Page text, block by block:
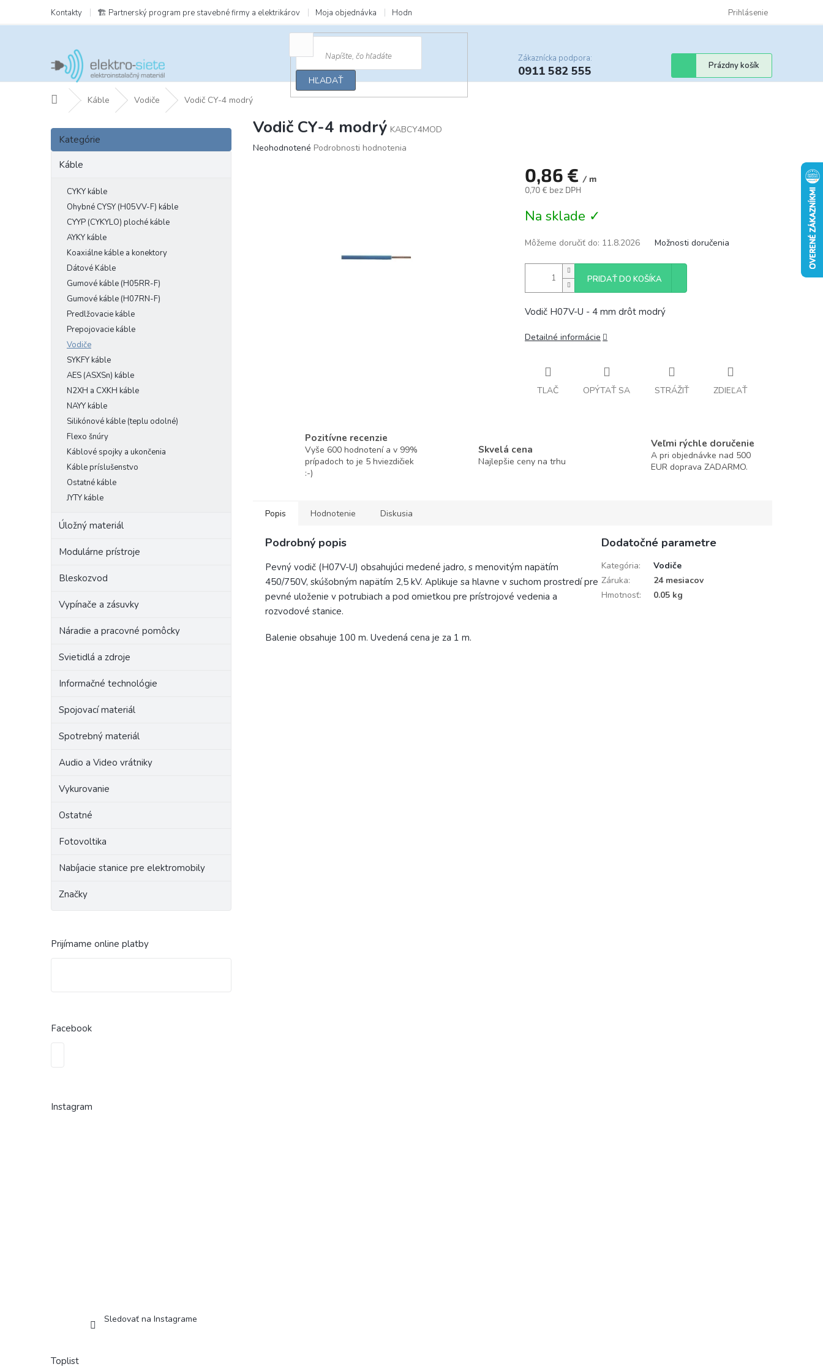
obsah
Kontakty 🏗️ Partnerský program pre stavebné firmy a elektrikárov Moja objednávka Hodnotenie obchodu Obchodné podmienky
Prihlásenie
HĽADAŤ
Zákaznícka podpora:
0911 582 555
Nákupný
košík
Prázdny košík
DomovKáble Vodiče Vodič CY-4 modrý
B
č
Preskočiť
kategórie
Kategórie
Káble
CYKY káble
Ohybné CYSY (H05VV-F) káble
CYYP (CYKYLO) ploché káble
AYKY káble
Koaxiálne káble a konektory
Dátové Káble
Gumové káble (H05RR-F)
Gumové káble (H07RN-F)
Predlžovacie káble
Prepojovacie káble
Vodiče
SYKFY káble
AES (ASXSn) káble
N2XH a CXKH káble
NAYY káble
Silikónové káble (teplu odolné)
Flexo šnúry
Káblové spojky a ukončenia
Káble príslušenstvo
Ostatné káble
JYTY káble
Úložný materiál
Modulárne prístroje
Bleskozvod
Vypínače a zásuvky
Náradie a pracovné pomôcky
Svietidlá a zdroje
Informačné technológie
Spojovací materiál
Spotrebný materiál
Audio a Video vrátniky
Vykurovanie
Ostatné
Fotovoltika
Nabíjacie stanice pre elektromobily
Značky
Prijímame online platby
Facebook
Instagram
Sledovať na Instagrame
Toplist
Vodič CY-4 modrý KABCY4MOD
Priemerné
Neohodnotené Podrobnosti hodnotenia
0,86 € / m
0,70 € bez DPH
cena:
Na sklade ✓
Môžeme doručiť do: 11.8.2026 Možnosti doručenia
PRIDAŤ DO KOŠÍKA
Vodič H07V-U - 4 mm drôt modrý
Detailné informácie
TLAČ OPÝTAŤ SA STRÁŽIŤ ZDIEĽAŤ
Pozitívne recenzie
Vyše 600 hodnotení a v 99%
prípadoch to je 5 hviezdičiek
:-)
Skvelá cena
Najlepšie ceny na trhu
Veľmi rýchle doručenie
A pri objednávke nad 500
EUR doprava ZADARMO.
Popis Hodnotenie Diskusia
Podrobný popis
Pevný vodič (H07V-U) obsahujúci medené jadro, s menovitým napätím
450/750V, skúšobným napätím 2,5 kV. Aplikuje sa hlavne v suchom prostredí pre
pevné uloženie v potrubiach a pod omietkou pre prístrojové vedenia a
rozvodové stanice.
Balenie obsahuje 100 m. Uvedená cena je za 1 m.
Dodatočné parametre
Kategória:
Vodiče
Záruka:
24 mesiacov
Hmotnosť: 0.05 kg